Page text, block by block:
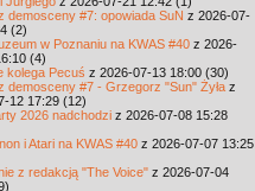
demosceny #7: opowiada SuN z 2026-07-
(2)
w Poznaniu na KWAS #40 z 2026-
(4)
kolega Pecuś z 2026-07-13 18:00 (30)
demosceny #7 - Grzegorz "Sun" Żyła z
12 17:29 (12)
2026 nadchodzi z 2026-07-08 15:28
i Atari na KWAS #40 z 2026-07-07 13:25
z redakcją "The Voice" z 2026-07-04